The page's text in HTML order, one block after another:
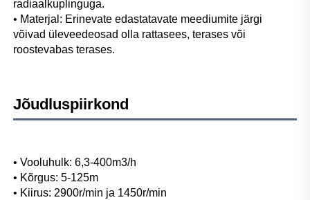
radiaalkuplinguga.
• Materjal: Erinevate edastatavate meediumite järgi
võivad üleveedeosad olla rattasees, terases või
roostevabas terases.
Jõudluspiirkond
• Vooluhulk: 6,3-400m3/h
• Kõrgus: 5-125m
• Kiirus: 2900r/min ja 1450r/min